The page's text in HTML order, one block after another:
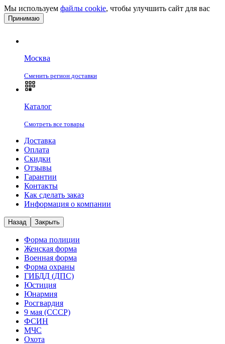
Мы используем файлы cookie, чтобы улучшить сайт для вас
Принимаю
Москва
Сменить регион доставки
Каталог
Смотреть все товары
Доставка
Оплата
Скидки
Отзывы
Гарантии
Контакты
Как сделать заказ
Информация о компании
Назад Закрыть
Форма полиции
Женская форма
Военная форма
Форма охраны
ГИБДД (ДПС)
Юстиция
Юнармия
Росгвардия
9 мая (СССР)
ФСИН
МЧС
Охота